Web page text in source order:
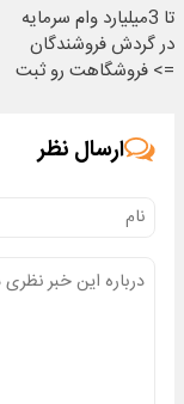
تا 3میلیارد وام سرمایه
در گردش فروشندگان
=> فروشگاهت رو ثبت
ارسال نظر